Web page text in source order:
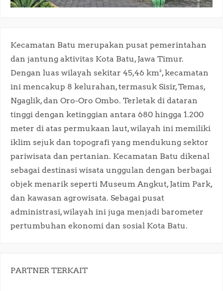
Kecamatan Batu merupakan pusat pemerintahan
dan jantung aktivitas Kota Batu, Jawa Timur.
Dengan luas wilayah sekitar 45,46 km², kecamatan
ini mencakup 8 kelurahan, termasuk Sisir, Temas,
Ngaglik, dan Oro-Oro Ombo. Terletak di dataran
tinggi dengan ketinggian antara 680 hingga 1.200
meter di atas permukaan laut, wilayah ini memiliki
iklim sejuk dan topografi yang mendukung sektor
pariwisata dan pertanian. Kecamatan Batu dikenal
sebagai destinasi wisata unggulan dengan berbagai
objek menarik seperti Museum Angkut, Jatim Park,
dan kawasan agrowisata. Sebagai pusat
administrasi, wilayah ini juga menjadi barometer
pertumbuhan ekonomi dan sosial Kota Batu.​
PARTNER TERKAIT